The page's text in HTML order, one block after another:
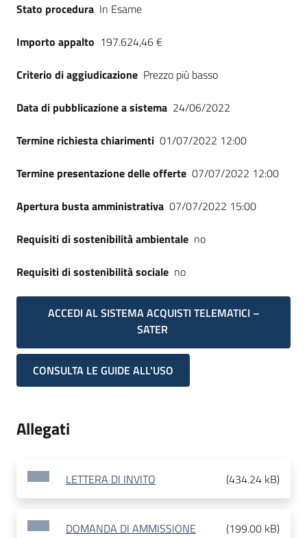
Seguici
Stato procedura In Esame
Importo appalto 197.624,46 €
Criterio di aggiudicazione Prezzo più basso
Data di pubblicazione a sistema 24/06/2022
Termine richiesta chiarimenti 01/07/2022 12:00
Termine presentazione delle offerte 07/07/2022 12:00
Apertura busta amministrativa 07/07/2022 15:00
Requisiti di sostenibilità ambientale no
Requisiti di sostenibilità sociale no
ACCEDI AL SISTEMA ACQUISTI TELEMATICI –
SATER
CONSULTA LE GUIDE ALL'USO
Allegati
LETTERA DI INVITO (434.24 kB)
DOMANDA DI AMMISSIONE (199.00 kB)